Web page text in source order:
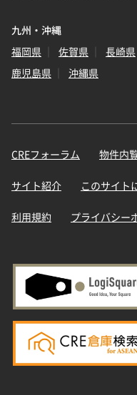
九州・沖縄
福岡県
佐賀県 長崎県
鹿児島県
沖縄県
CREフォーラム 物件内
サイト紹介 このサイト
利用規約 プライバシー